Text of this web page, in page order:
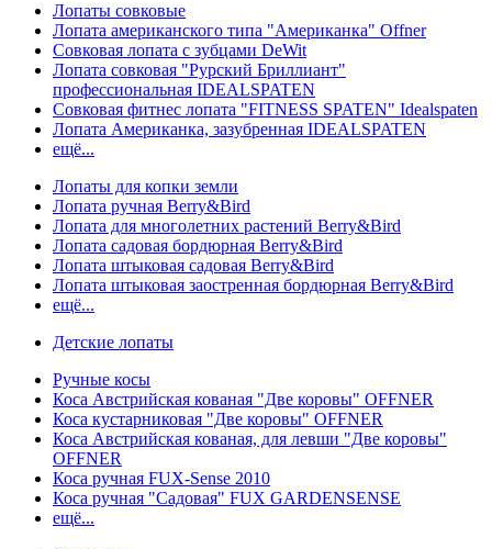
Лопаты совковые
Лопата американского типа "Американка" Offner
Совковая лопата с зубцами DeWit
Лопата совковая "Рурский Бриллиант"
профессиональная IDEALSPATEN
Совковая фитнес лопата "FITNESS SPATEN" Idealspaten
Лопата Американка, зазубренная IDEALSPATEN
ещё...
Лопаты для копки земли
Лопата ручная Berry&Bird
Лопата для многолетних растений Berry&Bird
Лопата садовая бордюрная Berry&Bird
Лопата штыковая садовая Berry&Bird
Лопата штыковая заостренная бордюрная Berry&Bird
ещё...
Детские лопаты
Ручные косы
Коса Австрийская кованая "Две коровы" OFFNER
Коса кустарниковая "Две коровы" OFFNER
Коса Австрийская кованая, для левши "Две коровы"
OFFNER
Коса ручная FUX-Sense 2010
Коса ручная "Садовая" FUX GARDENSENSE
ещё...